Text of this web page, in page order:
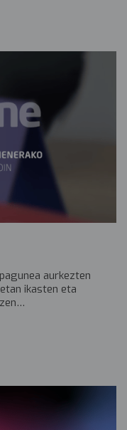
aurkezten
ikasten eta